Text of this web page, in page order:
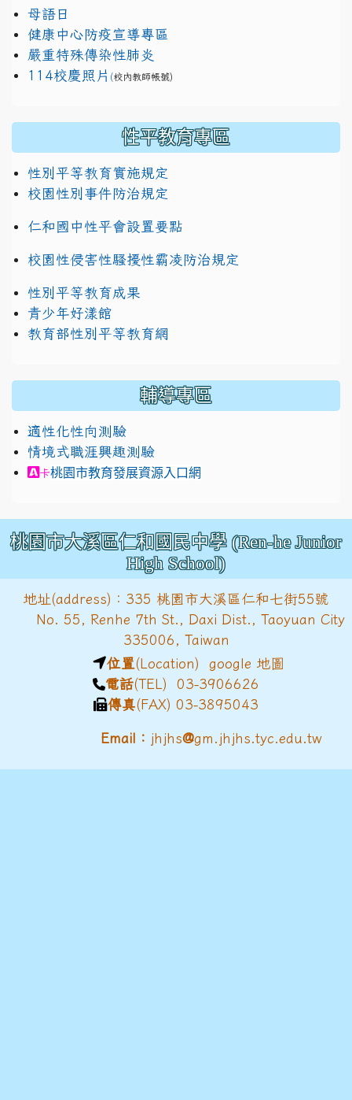
母語日
健康中心防疫宣導專區
嚴重特殊傳染性肺炎
114校慶照片 (校內教師帳號)
性平教育專區
性別平等教育實施規定
校園性別事件防治規定
仁和國中性平會設置要點
校園性侵害性騷擾性霸凌防治規定
性別平等教育成果
青少年好漾館
教育部性別平等教育網
輔導專區
適性化性向測驗
情境式職涯興趣測驗
link to https://exam.career.ntnu.edu.tw/cit/
卡桃園市教育發展資源入口網
桃園市大溪區仁和國民中學 (Ren-he Junior
High School)
地址(address)：335 桃園市大溪區仁和七街55號
No. 55, Renhe 7th St., Daxi Dist., Taoyuan City
335006, Taiwan
位置(Location) google 地圖
電話(TEL) 03-3906626
傳真(FAX) 03-3895043
Email： jhjhs@gm.jhjhs.tyc.edu.tw